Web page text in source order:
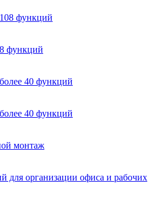
функций
функций
40 функций
40 функций
монтаж
для организации офиса и рабочих